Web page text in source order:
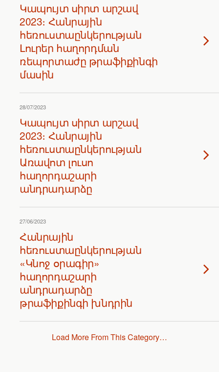
Կապույտ սիրտ արշավ
2023։ Հանրային
հեռուստաընկերության
Լուրեր հաղորդման
ռեպորտաժը թրաֆիքինգի
մասին
28/07/2023
Կապույտ սիրտ արշավ
2023։ Հանրային
հեռուստաընկերության
Առավոտ լուսո
հաղորդաշարի
անդրադարձը
27/06/2023
Հանրային
հեռուստաընկերության
«Կնոջ օրագիր»
հաղորդաշարի
անդրադարձը
թրաֆիքինգի խնդրին
Load More From This Category…